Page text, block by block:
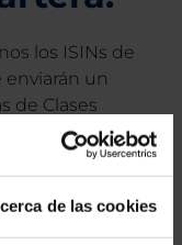
de las cookies
los ISINs de
enviarán un
de Clases
sus costes.